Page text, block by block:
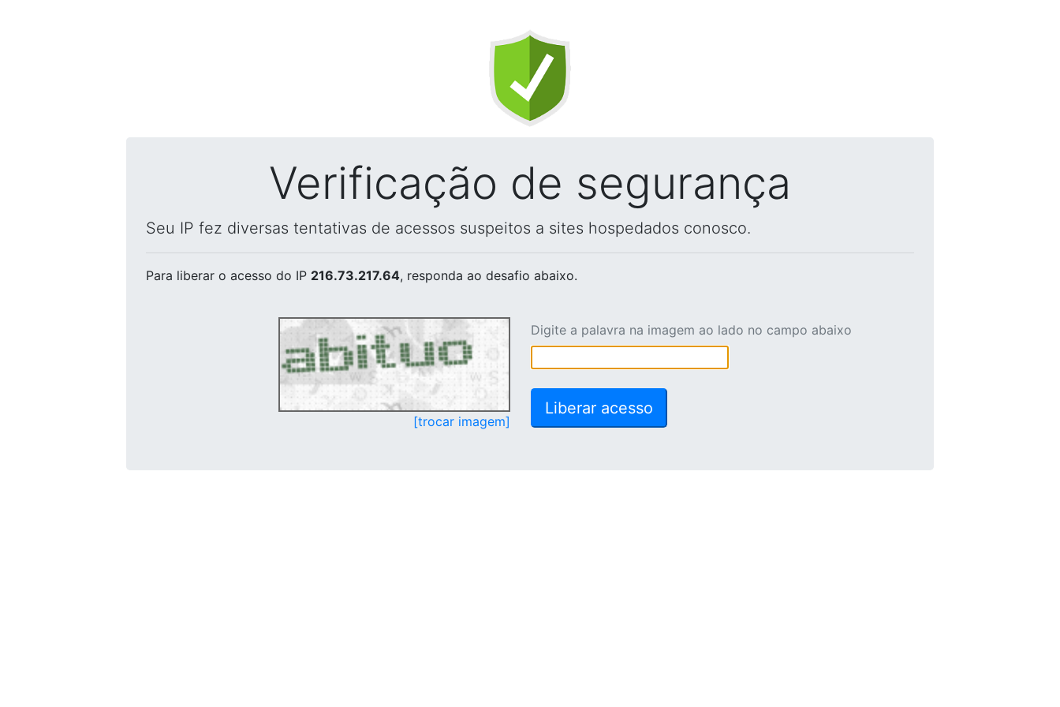
Verificação de segurança
Seu IP fez diversas tentativas de acessos suspeitos a sites hospedados conosco.
Para liberar o acesso do IP 216.73.217.64, responda ao desafio abaixo.
[trocar imagem]
Digite a palavra na imagem ao lado no campo abaixo